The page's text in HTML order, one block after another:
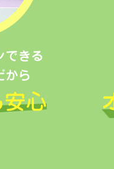
できる
から
安心